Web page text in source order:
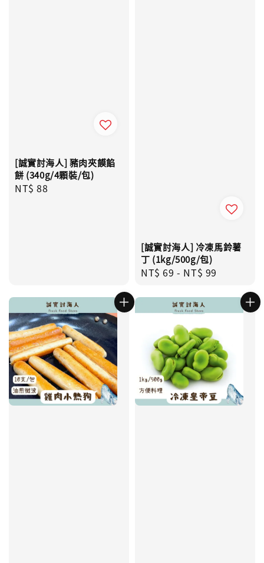
[誠實討海人] 豬肉夾饃餡
餅 (340g/4顆裝/包)
Regular
NT$ 88
[誠實討海人] 冷凍馬鈴薯
丁 (1kg/500g/包)
Regular
NT$ 69 - NT$ 99